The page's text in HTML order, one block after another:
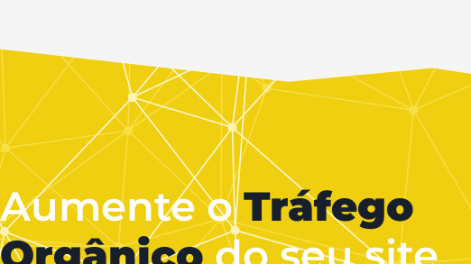
Aumente oTráfego